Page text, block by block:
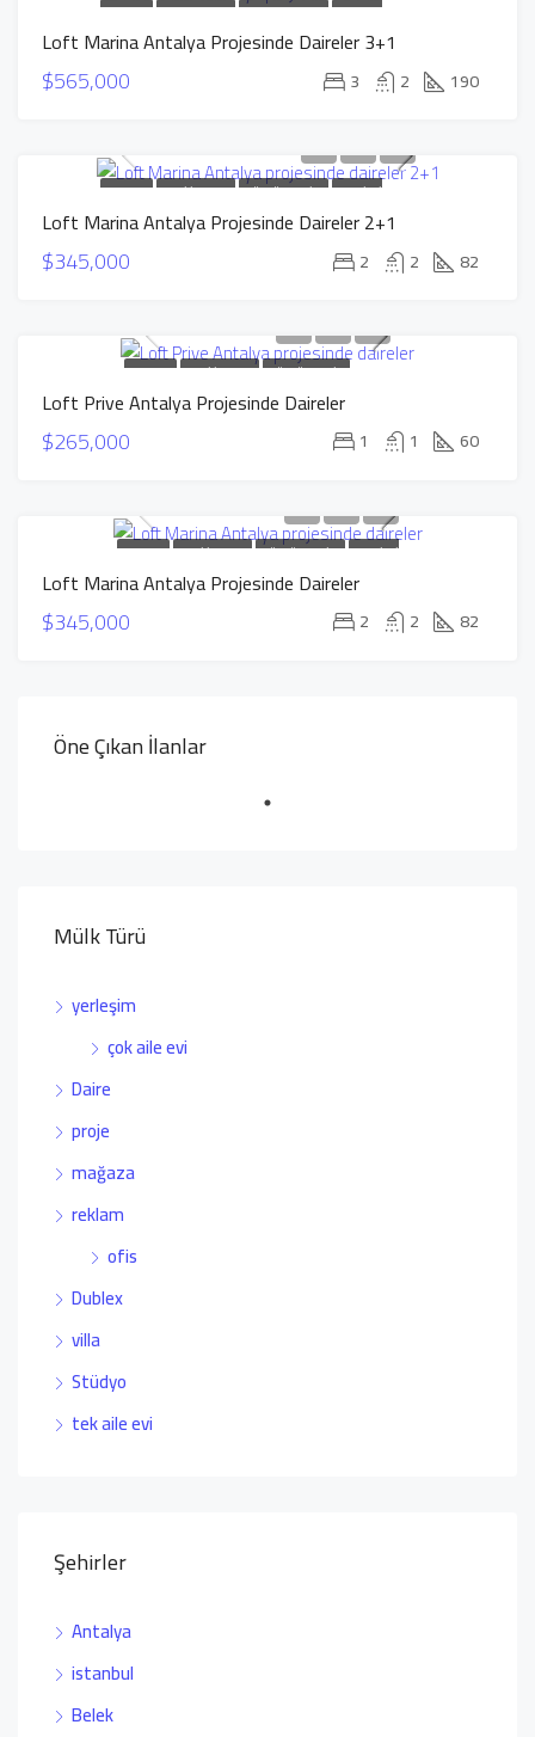
SATILIK YENI INŞAAT GÜÇLÜ TEKLIF
TAKSITLI
DAIRELER
Loft Marina Antalya Projesinde Daireler 3+1
$565,000 3 2 190
SATILIK YENI INŞAAT GÜÇLÜ TEKLIF
TAKSITLI
DAIRELER
Loft Marina Antalya Projesinde Daireler 2+1
$345,000 2 2 82
SATILIK YENI INŞAAT
GÜÇLÜ TEKLIF
TAKSITLI DAIRELER
Loft Prive Antalya Projesinde Daireler
$265,000 1 1 60
SATILIK YENI INŞAAT GÜÇLÜ TEKLIF
TAKSITLI
DAIRELER
Loft Marina Antalya Projesinde Daireler
$345,000 2 2 82
Öne Çıkan İlanlar
Mülk Türü
yerleşim
çok aile evi
Daire
proje
mağaza
reklam
ofis
Dublex
villa
Stüdyo
tek aile evi
Şehirler
Antalya
istanbul
Belek